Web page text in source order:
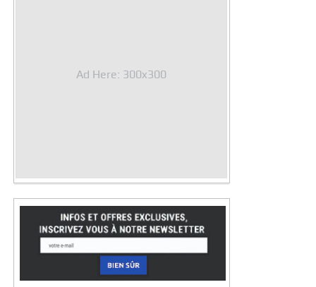
Ad Here: 300x300